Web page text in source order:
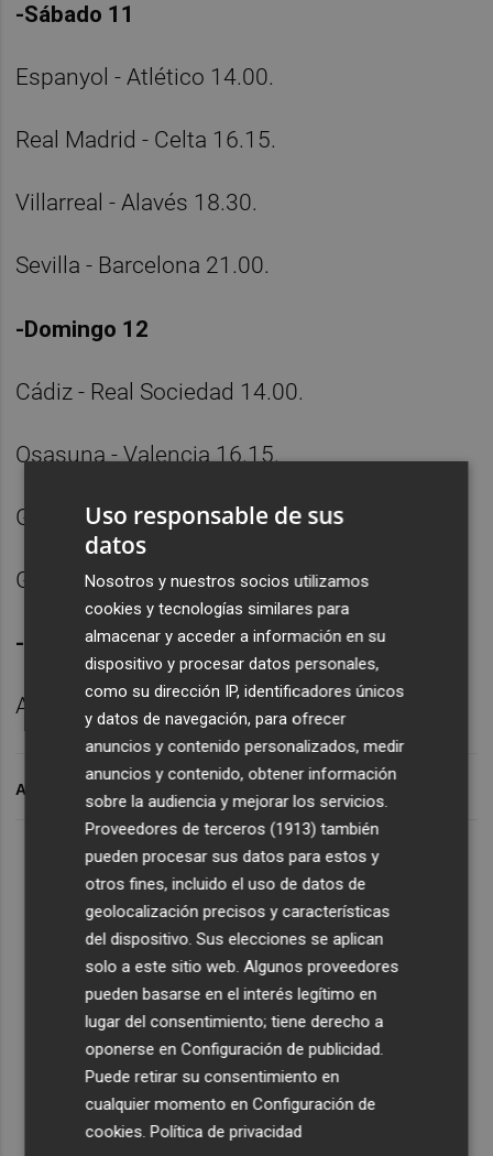
-Sábado 11
Espanyol - Atlético 14.00.
Real Madrid - Celta 16.15.
Villarreal - Alavés 18.30.
Sevilla - Barcelona 21.00.
-Domingo 12
Cádiz - Real Sociedad 14.00.
Osasuna - Valencia 16.15.
Getafe - Elche 18.30.
Granada - Betis 21.00.
-Lunes 13
Athletic - Mallorca 21.00.
ARCHIVADO EN
Uso responsable de sus
datos
Nosotros y nuestros socios utilizamos
cookies y tecnologías similares para
almacenar y acceder a información en su
dispositivo y procesar datos personales,
como su dirección IP, identificadores únicos
y datos de navegación, para ofrecer
anuncios y contenido personalizados, medir
anuncios y contenido, obtener información
sobre la audiencia y mejorar los servicios.
Proveedores de terceros (1913) también
pueden procesar sus datos para estos y
otros fines, incluido el uso de datos de
geolocalización precisos y características
del dispositivo. Sus elecciones se aplican
solo a este sitio web. Algunos proveedores
pueden basarse en el interés legítimo en
lugar del consentimiento; tiene derecho a
oponerse enConfiguración de publicidad.
Puede retirar su consentimiento en
cualquier momento enConfiguración de
cookies.Política de privacidad